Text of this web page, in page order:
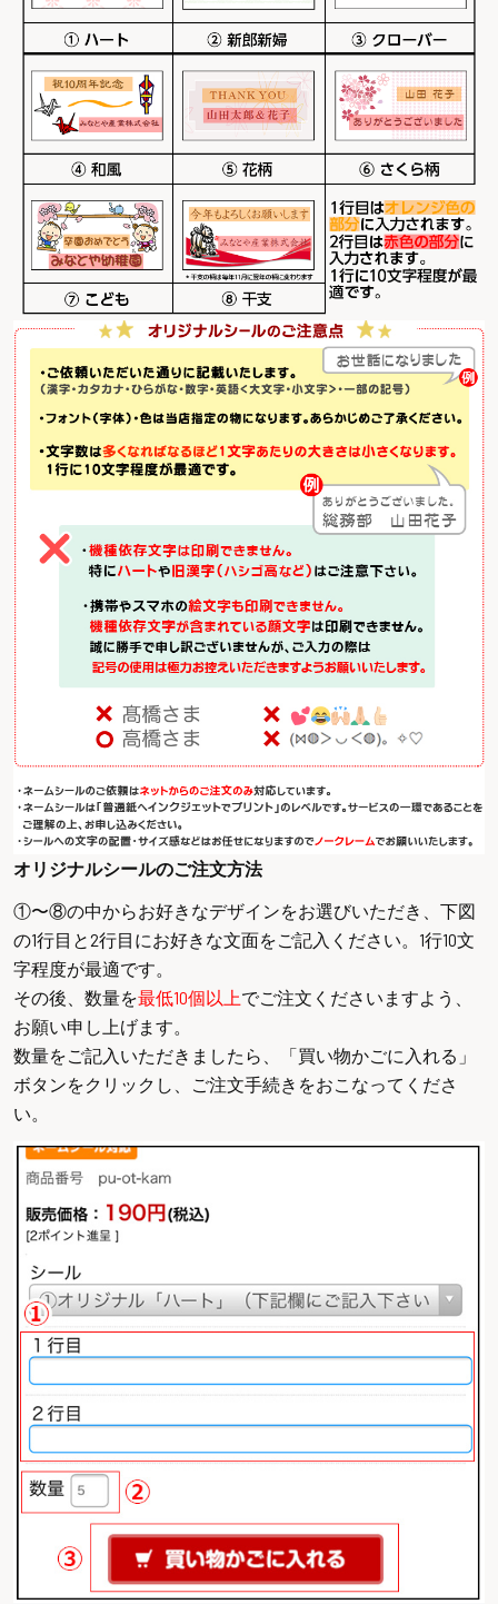
オリジナルシールのご注文方法
①〜⑧の中からお好きなデザインをお選びいただき、下図
の1行目と2行目にお好きな文面をご記入ください。1行10文
字程度が最適です。
その後、数量を最低10個以上でご注文くださいますよう、
お願い申し上げます。
数量をご記入いただきましたら、「買い物かごに入れる」
ボタンをクリックし、ご注文手続きをおこなってくださ
い。